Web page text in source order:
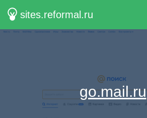
sites.reformal.ru
go.mail.ru